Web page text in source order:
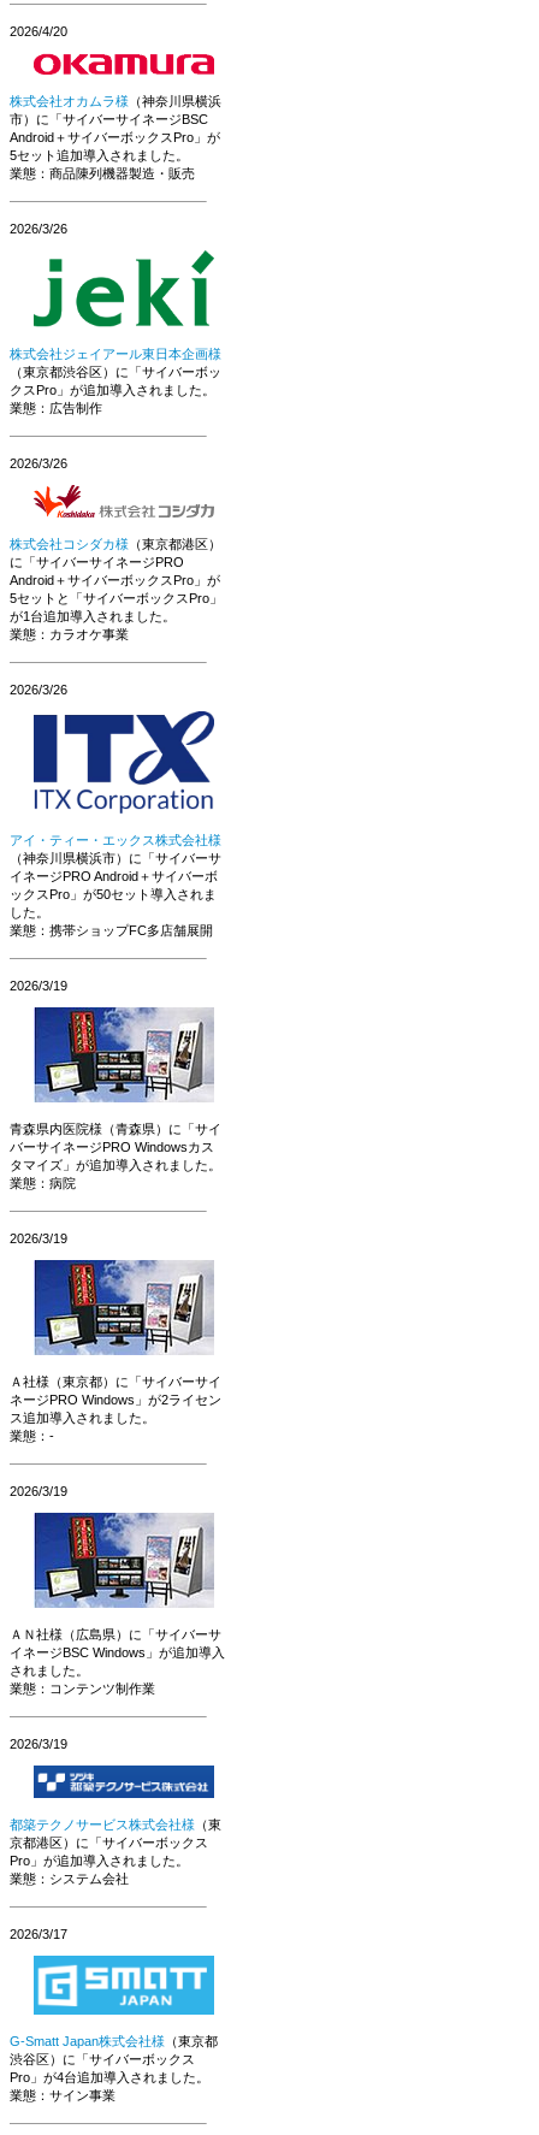
2026/4/20
株式会社オカムラ様 （神奈川県横浜
市）に「サイバーサイネージBSC
Android＋サイバーボックスPro」が
5セット追加導入されました。
業態：商品陳列機器製造・販売
2026/3/26
株式会社ジェイアール東日本企画様
（東京都渋谷区）に「サイバーボッ
クスPro」が追加導入されました。
業態：広告制作
2026/3/26
株式会社コシダカ様 （東京都港区）
に「サイバーサイネージPRO
Android＋サイバーボックスPro」が
5セットと「サイバーボックスPro」
が1台追加導入されました。
業態：カラオケ事業
2026/3/26
アイ・ティー・エックス株式会社様
（神奈川県横浜市）に「サイバーサ
イネージPRO Android＋サイバーボ
ックスPro」が50セット導入されま
した。
業態：携帯ショップFC多店舗展開
2026/3/19
青森県内医院様（青森県）に「サイ
バーサイネージPRO Windowsカス
タマイズ」が追加導入されました。
業態：病院
2026/3/19
Ａ社様（東京都）に「サイバーサイ
ネージPRO Windows」が2ライセン
ス追加導入されました。
業態：-
2026/3/19
ＡＮ社様（広島県）に「サイバーサ
イネージBSC Windows」が追加導入
されました。
業態：コンテンツ制作業
2026/3/19
都築テクノサービス株式会社様 （東
京都港区）に「サイバーボックス
Pro」が追加導入されました。
業態：システム会社
2026/3/17
G-Smatt Japan株式会社様 （東京都
渋谷区）に「サイバーボックス
Pro」が4台追加導入されました。
業態：サイン事業